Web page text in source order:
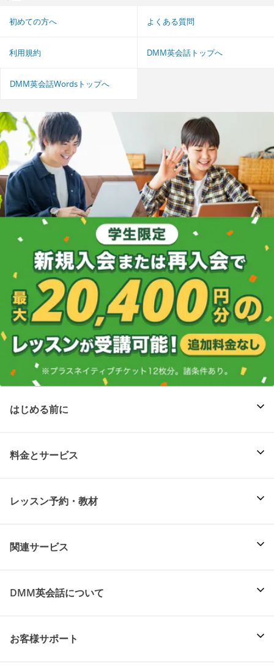
初めての方へ よくある質問
利用規約 DMM英会話トップへ
DMM英会話Wordsトップへ
はじめる前に
料金とサービス
レッスン予約・教材
関連サービス
DMM英会話について
お客様サポート